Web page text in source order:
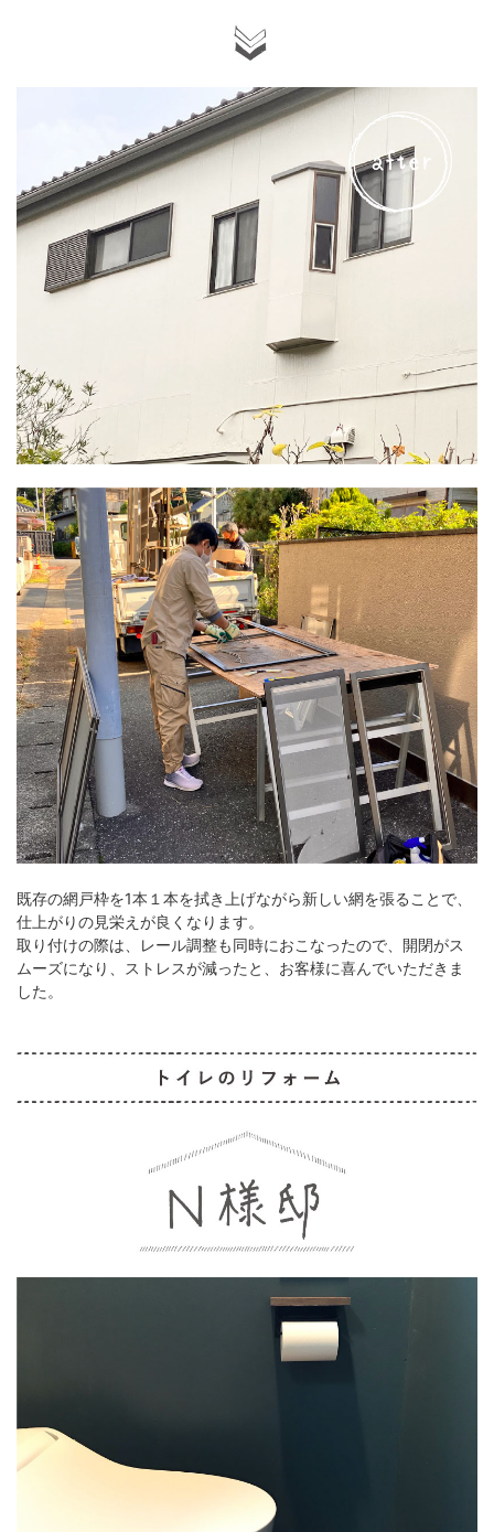
既存の網戸枠を1本１本を拭き上げながら新しい網を張ることで、
仕上がりの見栄えが良くなります。
取り付けの際は、レール調整も同時におこなったので、開閉がス
ムーズになり、ストレスが減ったと、お客様に喜んでいただきま
した。